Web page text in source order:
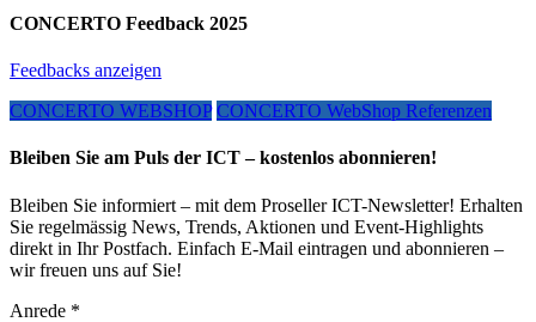
CONCERTO Feedback 2025
Feedbacks anzeigen
CONCERTO WEBSHOP CONCERTO WebShop Referenzen
Bleiben Sie am Puls der ICT – kostenlos abonnieren!
Bleiben Sie informiert – mit dem Proseller ICT-Newsletter! Erhalten
Sie regelmässig News, Trends, Aktionen und Event-Highlights
direkt in Ihr Postfach. Einfach E-Mail eintragen und abonnieren –
wir freuen uns auf Sie!
Anrede *